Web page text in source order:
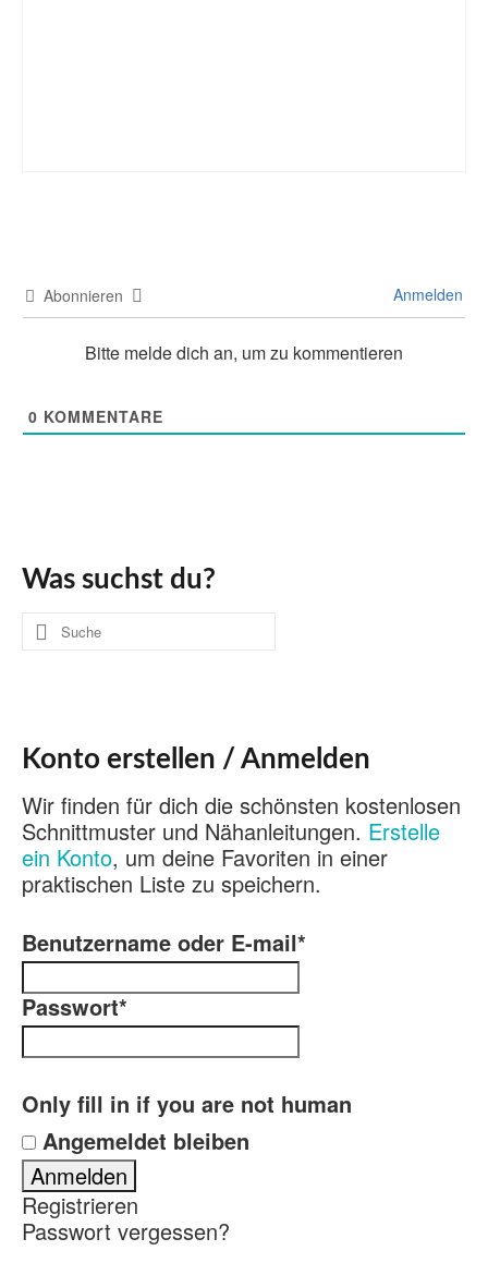
Abonnieren Anmelden
Bitte melde dich an, um zu kommentieren
0 KOMMENTARE
Was suchst du?
Suche
nach:
Konto erstellen / Anmelden
Wir finden für dich die schönsten kostenlosen
Schnittmuster und Nähanleitungen. Erstelle
ein Konto, um deine Favoriten in einer
praktischen Liste zu speichern.
Benutzername oder E-mail*
Passwort*
Only fill in if you are not human
Angemeldet bleiben
Registrieren
Passwort vergessen?